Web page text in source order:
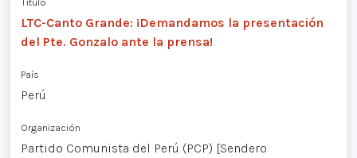
LTC-Canto Grande: ¡Demandamos la presentación
del Pte. Gonzalo ante la prensa!
País
Perú
Organización
Partido Comunista del Perú (PCP) [Sendero